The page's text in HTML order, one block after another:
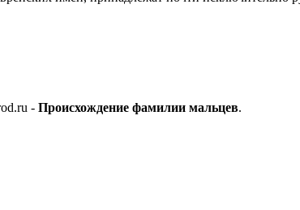
- Происхождение фамилии мальцев.